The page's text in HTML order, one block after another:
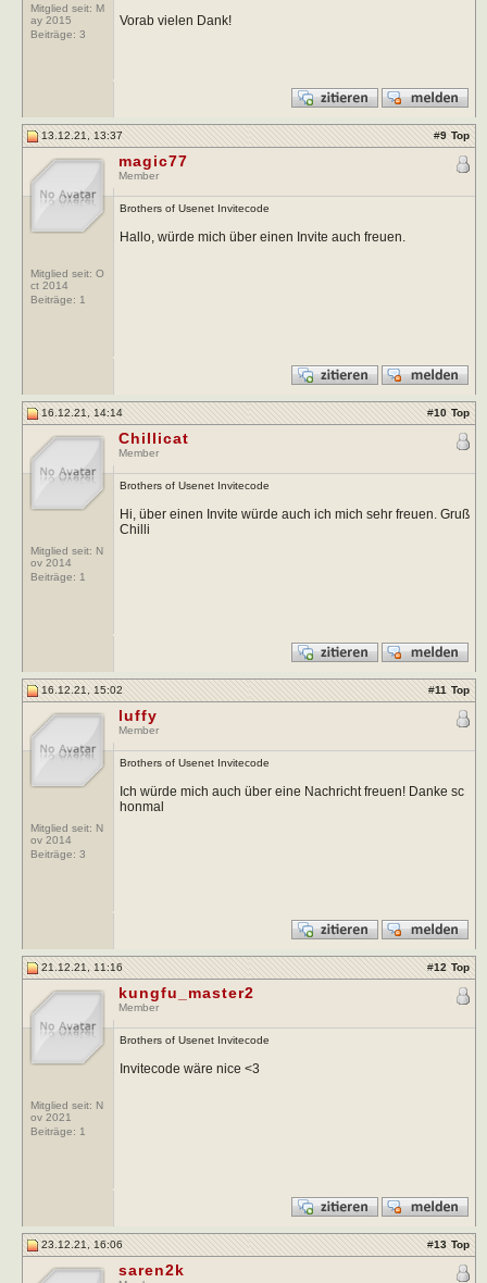
Mitglied seit: M
ay 2015
Beiträge: 3
Vorab vielen Dank!
13.12.21, 13:37 #9 Top
Mitglied seit: O
ct 2014
Beiträge: 1
magic77
Member
Brothers of Usenet Invitecode
Hallo, würde mich über einen Invite auch freuen.
16.12.21, 14:14 #10 Top
Mitglied seit: N
ov 2014
Beiträge: 1
Chillicat
Member
Brothers of Usenet Invitecode
Hi, über einen Invite würde auch ich mich sehr freuen. Gruß
Chilli
16.12.21, 15:02 #11 Top
Mitglied seit: N
ov 2014
Beiträge: 3
luffy
Member
Brothers of Usenet Invitecode
Ich würde mich auch über eine Nachricht freuen! Danke sc
honmal
21.12.21, 11:16 #12 Top
Mitglied seit: N
ov 2021
Beiträge: 1
kungfu_master2
Member
Brothers of Usenet Invitecode
Invitecode wäre nice <3
23.12.21, 16:06 #13 Top
saren2k